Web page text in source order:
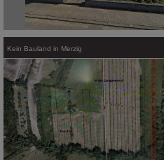
Kein Bauland in Merzig